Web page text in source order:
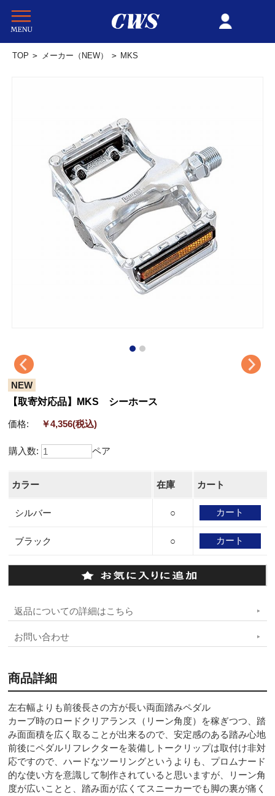
TOP > メーカー（NEW） > MKS
NEW
【取寄対応品】MKS シーホース
価格: ￥4,356(税込)
購入数: ペア
カラー 在庫 カート
シルバー ○
ブラック ○
返品についての詳細はこちら
お問い合わせ
商品詳細
左右幅よりも前後長さの方が長い両面踏みペダル
カーブ時のロードクリアランス（リーン角度）を稼ぎつつ、踏
み面面積を広く取ることが出来るので、安定感のある踏み心地
前後にペダルリフレクターを装備しトークリップは取付け非対
応ですので、ハードなツーリングというよりも、プロムナード
的な使い方を意識して制作されていると思いますが、リーン角
度が広いことと、踏み面が広くてスニーカーでも脚の裏が痛く